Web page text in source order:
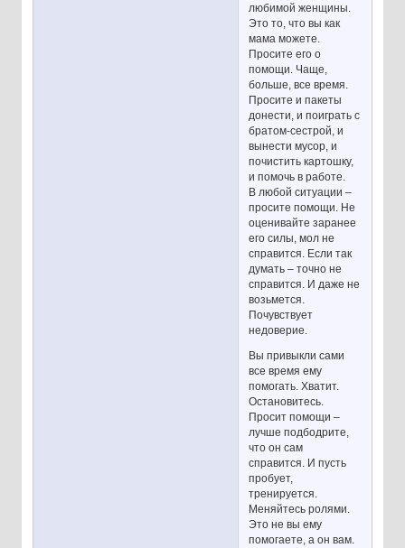
любимой женщины.
Это то, что вы как
мама можете.
Просите его о
помощи. Чаще,
больше, все время.
Просите и пакеты
донести, и поиграть с
братом-сестрой, и
вынести мусор, и
почистить картошку,
и помочь в работе.
В любой ситуации –
просите помощи. Не
оценивайте заранее
его силы, мол не
справится. Если так
думать – точно не
справится. И даже не
возьмется.
Почувствует
недоверие.
Вы привыкли сами
все время ему
помогать. Хватит.
Остановитесь.
Просит помощи –
лучше подбодрите,
что он сам
справится. И пусть
пробует,
тренируется.
Меняйтесь ролями.
Это не вы ему
помогаете, а он вам.